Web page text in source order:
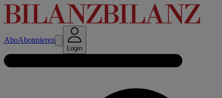
AboAbonnieren
Login